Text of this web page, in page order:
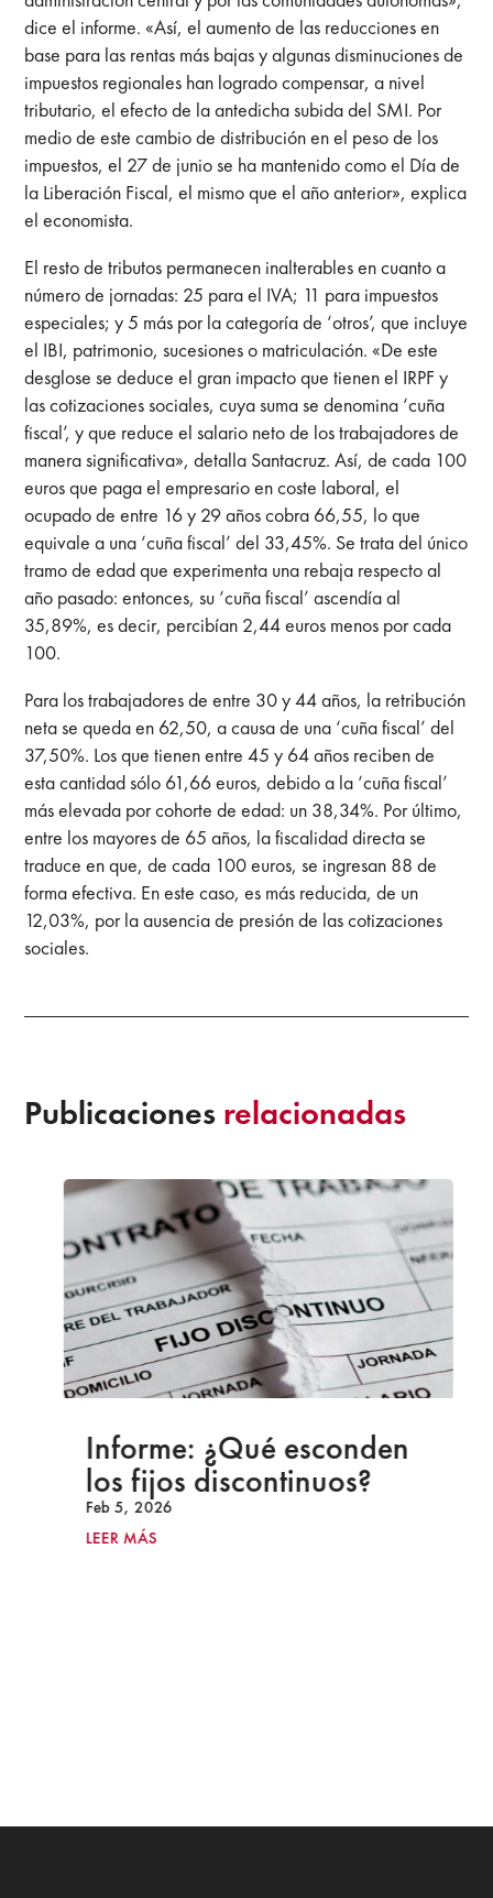
dice el informe. «Así, el aumento de las reducciones en
base para las rentas más bajas y algunas disminuciones de
impuestos regionales han logrado compensar, a nivel
tributario, el efecto de la antedicha subida del SMI. Por
medio de este cambio de distribución en el peso de los
impuestos, el 27 de junio se ha mantenido como el Día de
la Liberación Fiscal, el mismo que el año anterior», explica
el economista.
El resto de tributos permanecen inalterables en cuanto a
número de jornadas: 25 para el IVA; 11 para impuestos
especiales; y 5 más por la categoría de ‘otros’, que incluye
el IBI, patrimonio, sucesiones o matriculación. «De este
desglose se deduce el gran impacto que tienen el IRPF y
las cotizaciones sociales, cuya suma se denomina ‘cuña
fiscal’, y que reduce el salario neto de los trabajadores de
manera significativa», detalla Santacruz. Así, de cada 100
euros que paga el empresario en coste laboral, el
ocupado de entre 16 y 29 años cobra 66,55, lo que
equivale a una ‘cuña fiscal’ del 33,45%. Se trata del único
tramo de edad que experimenta una rebaja respecto al
año pasado: entonces, su ‘cuña fiscal’ ascendía al
35,89%, es decir, percibían 2,44 euros menos por cada
100.
Para los trabajadores de entre 30 y 44 años, la retribución
neta se queda en 62,50, a causa de una ‘cuña fiscal’ del
37,50%. Los que tienen entre 45 y 64 años reciben de
esta cantidad sólo 61,66 euros, debido a la ‘cuña fiscal’
más elevada por cohorte de edad: un 38,34%. Por último,
entre los mayores de 65 años, la fiscalidad directa se
traduce en que, de cada 100 euros, se ingresan 88 de
forma efectiva. En este caso, es más reducida, de un
12,03%, por la ausencia de presión de las cotizaciones
sociales.
Publicaciones relacionadas
Informe: ¿Qué esconden
los fijos discontinuos?
Feb 5, 2026
LEER MÁS